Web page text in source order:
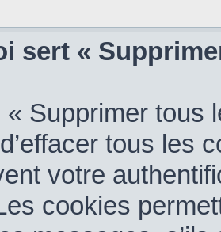
sert «
« Supprimer
tous les
votre
cookies